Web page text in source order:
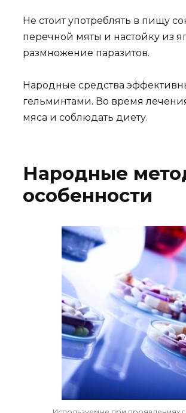
Не стоит употреблять в пищу
перечной мяты и настойку из
размножение паразитов.
Народные средства
гельминтами. Во время
мяса и соблюдать диету.
Народные
особенности